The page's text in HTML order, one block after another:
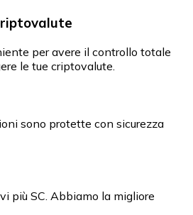
per avere il controllo totale
le tue criptovalute.
sono protette con sicurezza
più SC. Abbiamo la migliore